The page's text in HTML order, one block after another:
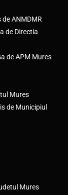
ANMDMR
de Directia
de APM Mures
Mures
de Municipiul
Mures